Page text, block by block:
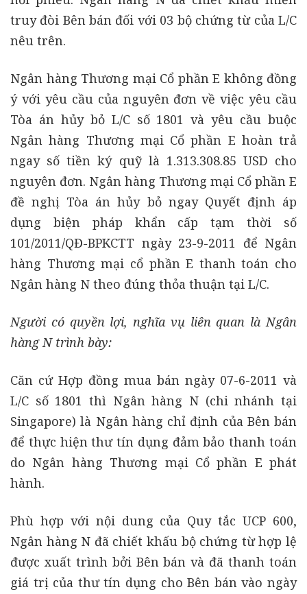
truy đòi Bên bán đối với 03 bộ chứng từ của L/C
nêu trên.
Ngân hàng Thương mại Cổ phần E không đồng
ý với yêu cầu của nguyên đơn về việc yêu cầu
Tòa án hủy bỏ L/C số 1801 và yêu cầu buộc
Ngân hàng Thương mại Cổ phần E hoàn trả
ngay số tiền ký quỹ là 1.313.308.85 USD cho
nguyên đơn. Ngân hàng Thương mại Cổ phần E
đề nghị Tòa án hủy bỏ ngay Quyết định áp
dụng biện pháp khẩn cấp tạm thời số
101/2011/QĐ-BPKCTT ngày 23-9-2011 để Ngân
hàng Thương mại cổ phần E thanh toán cho
Ngân hàng N theo đúng thỏa thuận tại L/C.
Người có quyền lợi, nghĩa vụ liên quan là Ngân
hàng N trình bày:
Căn cứ Hợp đồng mua bán ngày 07-6-2011 và
L/C số 1801 thì Ngân hàng N (chi nhánh tại
Singapore) là Ngân hàng chỉ định của Bên bán
để thực hiện thư tín dụng đảm bảo thanh toán
do Ngân hàng Thương mại Cổ phần E phát
hành.
Phù hợp với nội dung của Quy tắc UCP 600,
Ngân hàng N đã chiết khấu bộ chứng từ hợp lệ
được xuất trình bởi Bên bán và đã thanh toán
giá trị của thư tín dụng cho Bên bán vào ngày